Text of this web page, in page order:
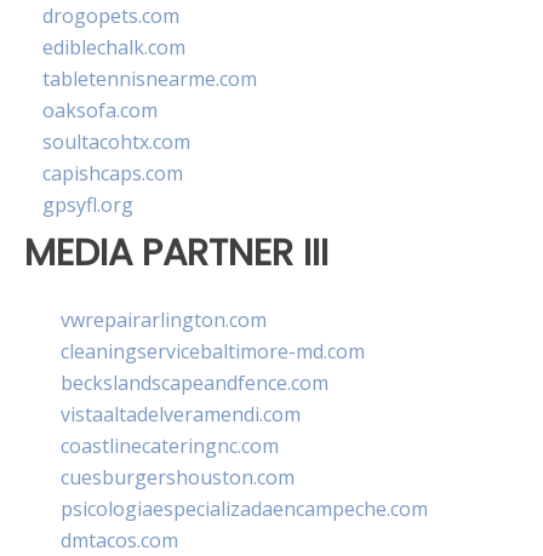
drogopets.com
ediblechalk.com
tabletennisnearme.com
oaksofa.com
soultacohtx.com
capishcaps.com
gpsyfl.org
MEDIA PARTNER III
vwrepairarlington.com
cleaningservicebaltimore-md.com
beckslandscapeandfence.com
vistaaltadelveramendi.com
coastlinecateringnc.com
cuesburgershouston.com
psicologiaespecializadaencampeche.com
dmtacos.com